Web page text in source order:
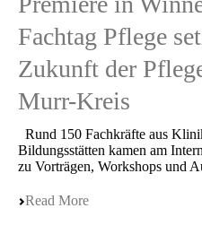
Fachtag Pflege
Zukunft der
Murr-Kreis
Rund 150 Fachkräf­te aus
Bildungs­stät­ten kamen am
zu Vorträ­gen, Workshops und
Read More